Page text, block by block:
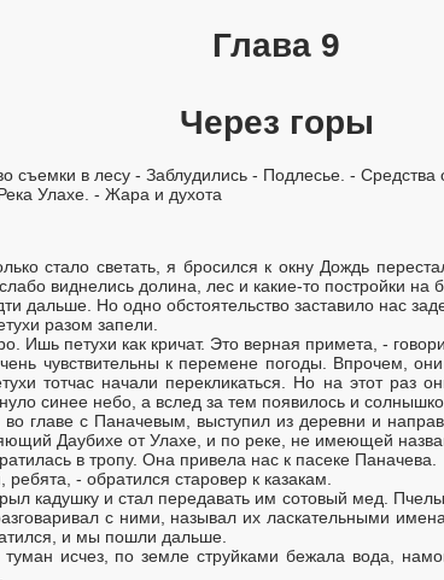
Глава 9
Через горы
съемки в лесу - Заблудились - Подлесье. -
Улахе. - Жара и духота
стало светать, я бросился к окну Дождь
виднелись долина, лес и какие-то постройки на
дальше. Но одно обстоятельство заставило нас
разом запели.
Ишь петухи как кричат. Это верная примета, -
чувствительны к перемене погоды. Впрочем,
тотчас начали перекликаться. Но на этот раз
синее небо, а вслед за тем появилось и солнышко.
главе с Паначевым, выступил из деревни и
Даубихе от Улахе, и по реке, не имеющей
в тропу. Она привела нас к пасеке Паначева.
- обратился старовер к казакам.
кадушку и стал передавать им сотовый мед.
с ними, называл их ласкательными
и мы пошли дальше.
туман исчез, по земле струйками бежала вода,